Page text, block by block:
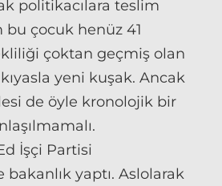
politikacılara teslim
çocuk henüz 41
çoktan geçmiş olan
yeni kuşak. Ancak
de öyle kronolojik bir
Ed İşçi Partisi
yaptı. Aslolarak